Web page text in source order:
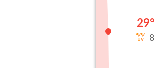
29°
8